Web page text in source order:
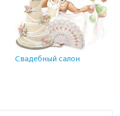
Свадебный салон